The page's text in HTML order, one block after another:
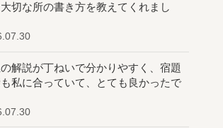
切な所の書き方を教えてくれまし
解説が丁ねいで分かりやすく、宿題
私に合っていて、とても良かったで